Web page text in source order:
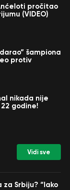
pročitao
(VIDEO)
šampiona
protiv
nikada nije
godine!
Vidi sve
Srbiju? “Iako